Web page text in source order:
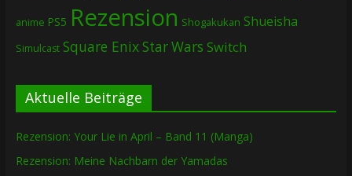
anime PS5 Rezension Shogakukan Shueisha
Simulcast Square EnixStar Wars Switch
Aktuelle Beiträge
Rezension: Your Lie in April – Band 11 (Manga)
Rezension: Meine Nachbarn der Yamadas